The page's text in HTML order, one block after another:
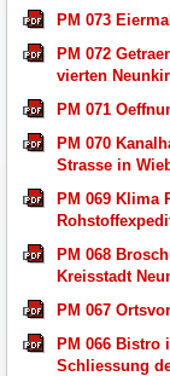
PM 073
PM 072
vierten
PM 071
PM 070
Strasse in
PM 069 Klima
PM 068
Kreisstadt
PM 067
PM 066 Bistro
Schliessung